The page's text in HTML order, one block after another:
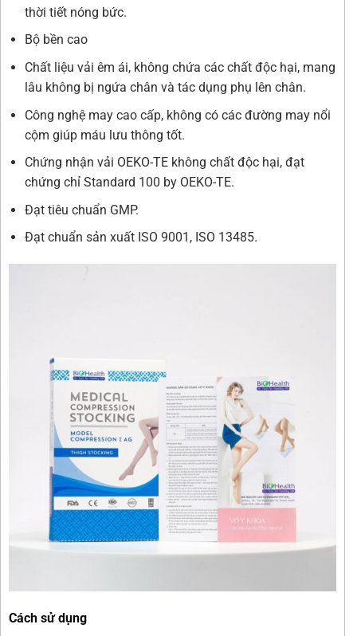
thời tiết nóng bức.
Bộ bền cao
Chất liệu vải êm ái, không chứa các chất độc hại, mang
lâu không bị ngứa chân và tác dụng phụ lên chân.
Công nghệ may cao cấp, không có các đường may nổi
cộm giúp máu lưu thông tốt.
Chứng nhận vải OEKO-TE không chất độc hại, đạt
chứng chỉ Standard 100 by OEKO-TE.
Đạt tiêu chuẩn GMP.
Đạt chuẩn sản xuất ISO 9001, ISO 13485.
Cách sử dụng